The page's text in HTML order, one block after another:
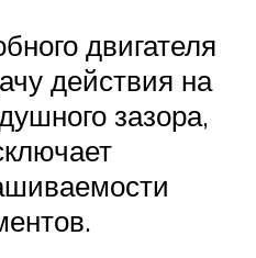
двигателя
действия на
зазора,